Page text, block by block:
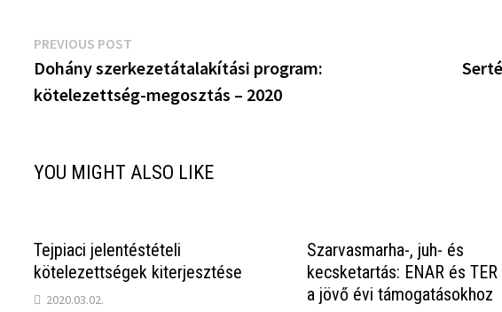
Bejegyzés
navigáció
PREVIOUS POST
post:
Dohány szerkezetátalakítási program:
kötelezettség-megosztás – 2020
YOU MIGHT ALSO LIKE
Tejpiaci jelentéstételi
kötelezettségek kiterjesztése
2020.03.02.
Szarvasmarha-, juh- és
kecsketartás: ENAR és
a jövő évi támogatásokhoz